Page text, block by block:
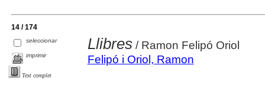
14 / 174
seleccionar
imprimir
Text complet
Llibres/ Ramon Felipó Oriol
Felipó i Oriol, Ramon